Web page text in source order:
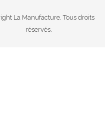
La Manufacture. Tous droits
réservés.